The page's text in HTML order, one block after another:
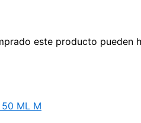
este producto pueden